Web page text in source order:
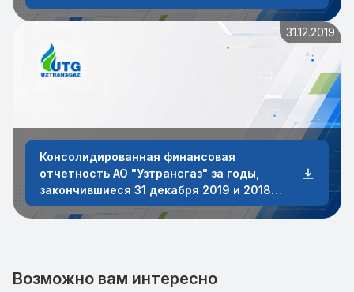
31.12.2019
Консолидированная финансовая
отчетность АО "Узтрансгаз" за годы,
закончившиеся 31 декабря 2019 и 2018
годов
Возможно вам интересно